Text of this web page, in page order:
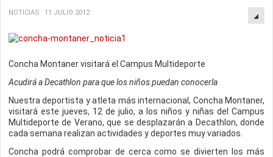
NOTICIAS 11 JULIO 2012
Concha Montaner visitará el Campus Multideporte
Acudirá a Decathlon para que los niños puedan conocerla
Nuestra deportista y atleta más internacional, Concha Montaner,
visitará este jueves, 12 de julio, a los niños y niñas del Campus
Multideporte de Verano, que se desplazarán a Decathlon, donde
cada semana realizan actividades y deportes muy variados.
Concha podrá comprobar de cerca como se divierten los más